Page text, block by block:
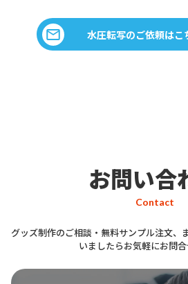
水圧転写のご依頼はこ
お問い合
Contact
グッズ制作のご相談・無料サンプル注文、
いましたらお気軽にお問